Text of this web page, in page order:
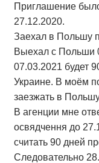
Приглашение
27.12.2020.
Заехал в Польшу
Выехал с Польши
07.03.2021 будет
Украине. В моём
заезжать в
В агенции мне
освядчення до
считать 90 дней
Следовательно